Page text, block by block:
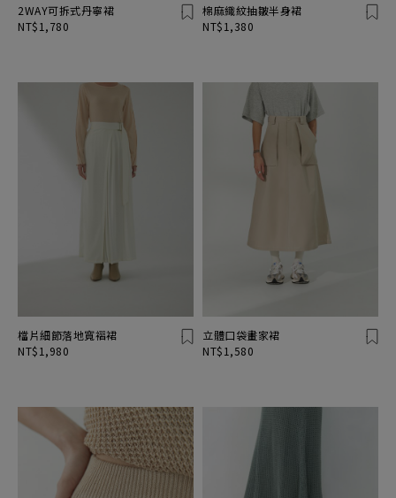
2WAY可拆式丹寧裙
NT$1,780
棉麻織紋抽皺半身裙
NT$1,380
檔片細節落地寬褶裙
NT$1,980
立體口袋畫家裙
NT$1,580